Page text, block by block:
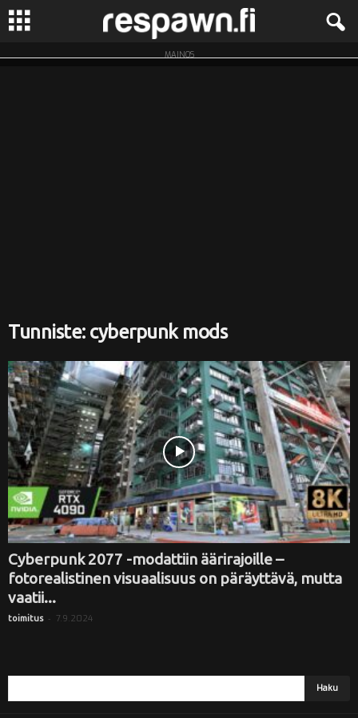
R
MAINOS
Tunniste: cyberpunk mods
Cyberpunk 2077 -modattiin äärirajoille –
fotorealistinen visuaalisuus on päräyttävä, mutta
vaatii...
toimitus - 7.9.2024